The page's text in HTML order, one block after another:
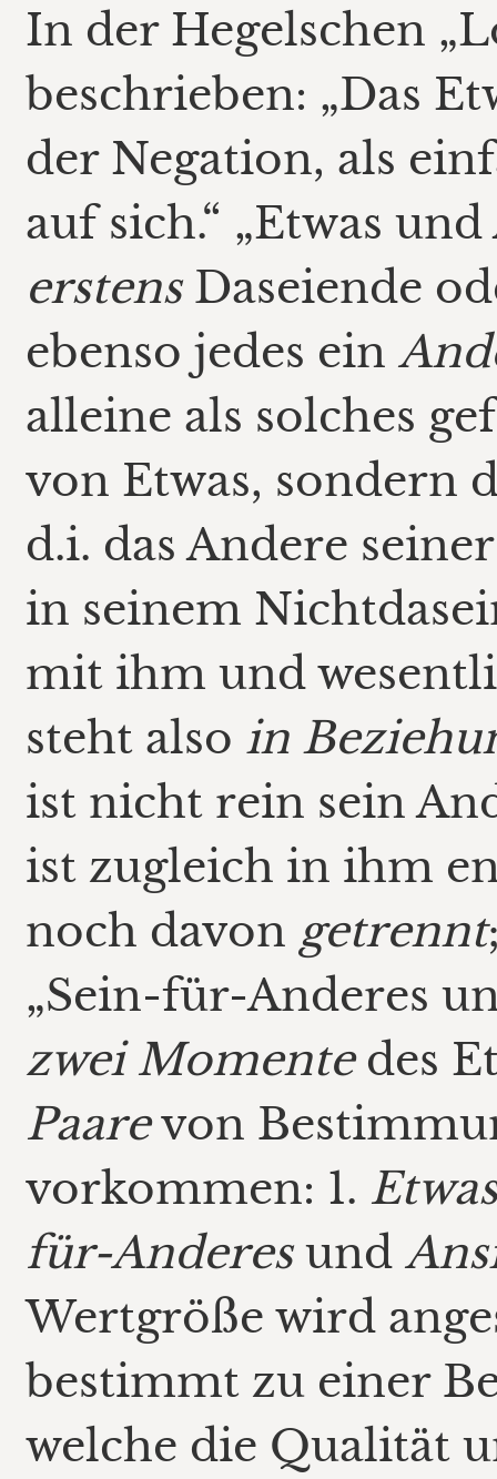
In der Hegelschen
beschrieben: „Das
der Negation, als
auf sich.“ „Etwas
erstensDaseiende
ebenso jedes ein
alleine als solches
von Etwas, sondern
d.i. das Andere
in seinem
mit ihm und
steht also in
ist nicht rein sein
ist zugleich in ihm
noch davon getrennt
„Sein-für-Anderes
zwei Momentedes
Paarevon
vorkommen: 1. Etwas
für-Anderesund
Wertgröße wird
bestimmt zu einer
welche die Qualität